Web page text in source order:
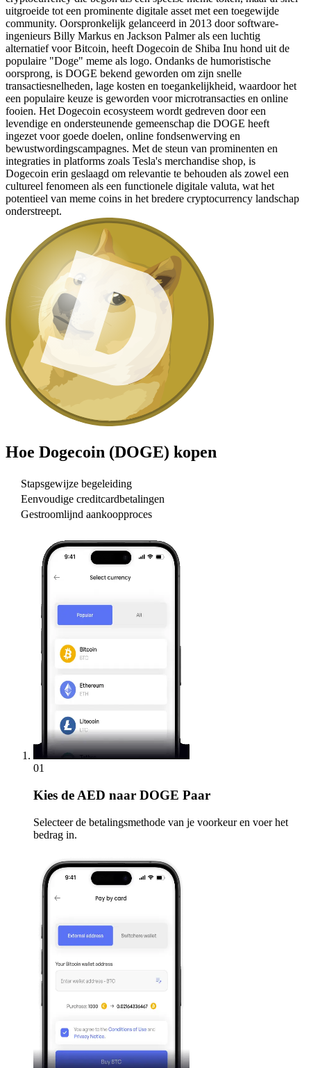
uitgroeide tot een prominente digitale asset met een toegewijde
community. Oorspronkelijk gelanceerd in 2013 door software-
ingenieurs Billy Markus en Jackson Palmer als een luchtig
alternatief voor Bitcoin, heeft Dogecoin de Shiba Inu hond uit de
populaire "Doge" meme als logo. Ondanks de humoristische
oorsprong, is DOGE bekend geworden om zijn snelle
transactiesnelheden, lage kosten en toegankelijkheid, waardoor het
een populaire keuze is geworden voor microtransacties en online
fooien. Het Dogecoin ecosysteem wordt gedreven door een
levendige en ondersteunende gemeenschap die DOGE heeft
ingezet voor goede doelen, online fondsenwerving en
bewustwordingscampagnes. Met de steun van prominenten en
integraties in platforms zoals Tesla's merchandise shop, is
Dogecoin erin geslaagd om relevantie te behouden als zowel een
cultureel fenomeen als een functionele digitale valuta, wat het
potentieel van meme coins in het bredere cryptocurrency landschap
onderstreept.
Hoe Dogecoin (DOGE) kopen
Stapsgewijze begeleiding
Eenvoudige creditcardbetalingen
Gestroomlijnd aankoopproces
01
Kies de AED naar DOGE Paar
Selecteer de betalingsmethode van je voorkeur en voer het
bedrag in.